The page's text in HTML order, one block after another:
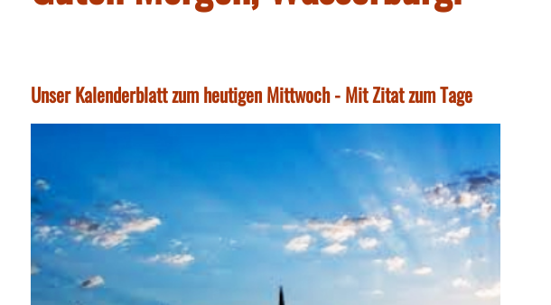
Unser Kalenderblatt zum heutigen Mittwoch - Mit Zitat zum Tage